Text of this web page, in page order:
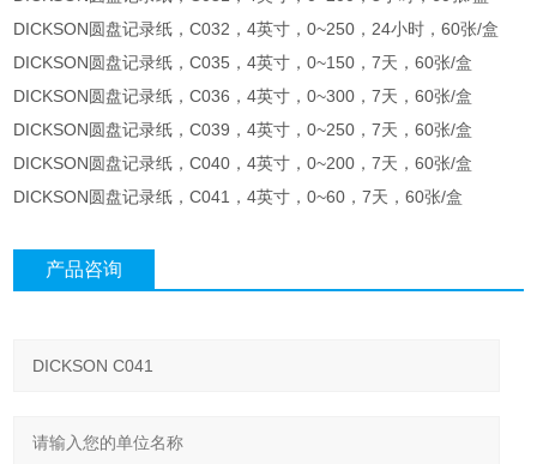
DICKSON圆盘记录纸，C032，4英寸，0~250，24小时，60张/盒
DICKSON圆盘记录纸，C035，4英寸，0~150，7天，60张/盒
DICKSON圆盘记录纸，C036，4英寸，0~300，7天，60张/盒
DICKSON圆盘记录纸，C039，4英寸，0~250，7天，60张/盒
DICKSON圆盘记录纸，C040，4英寸，0~200，7天，60张/盒
DICKSON圆盘记录纸，C041，4英寸，0~60，7天，60张/盒
产品咨询